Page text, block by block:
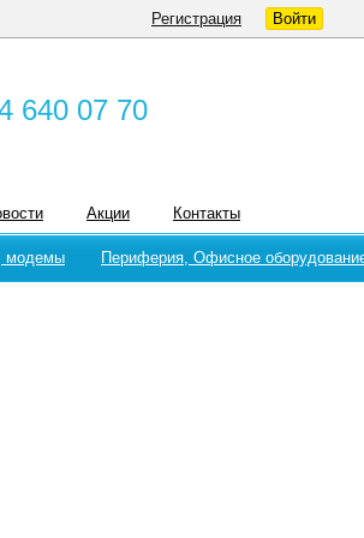
Регистрация Войти
640 07 70
Акции Контакты
модемы Периферия, Офисное